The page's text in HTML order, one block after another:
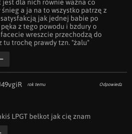
dla nich równie ważna co
śnieg a ja na to wszystko patrzę z
jak jednej babie po
z tego powodu i bzdury o
wreszcie przechodzą do
tu trochę prawdy tzn. "żalu"
rok temu Odpowiedz
LPGT bełkot jak cię znam